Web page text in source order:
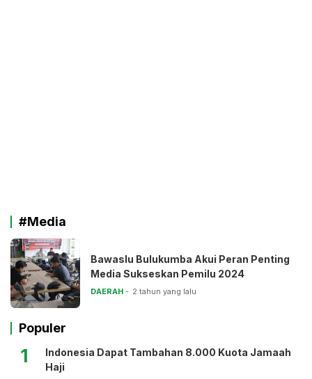
#Media
Bawaslu Bulukumba Akui Peran Penting
Media Sukseskan Pemilu 2024
DAERAH 2 tahun yang lalu
Populer
1
Indonesia Dapat Tambahan 8.000 Kuota Jamaah
Haji